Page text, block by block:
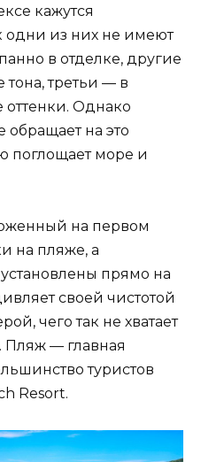
кажутся
одни из них не имеют
в отделке, другие
третьи — в
оттенки. Однако
обращает на это
поглощает море и
на первом
на пляже, а
прямо на
своей чистотой
чего так не хватает
Пляж — главная
туристов
Resort.